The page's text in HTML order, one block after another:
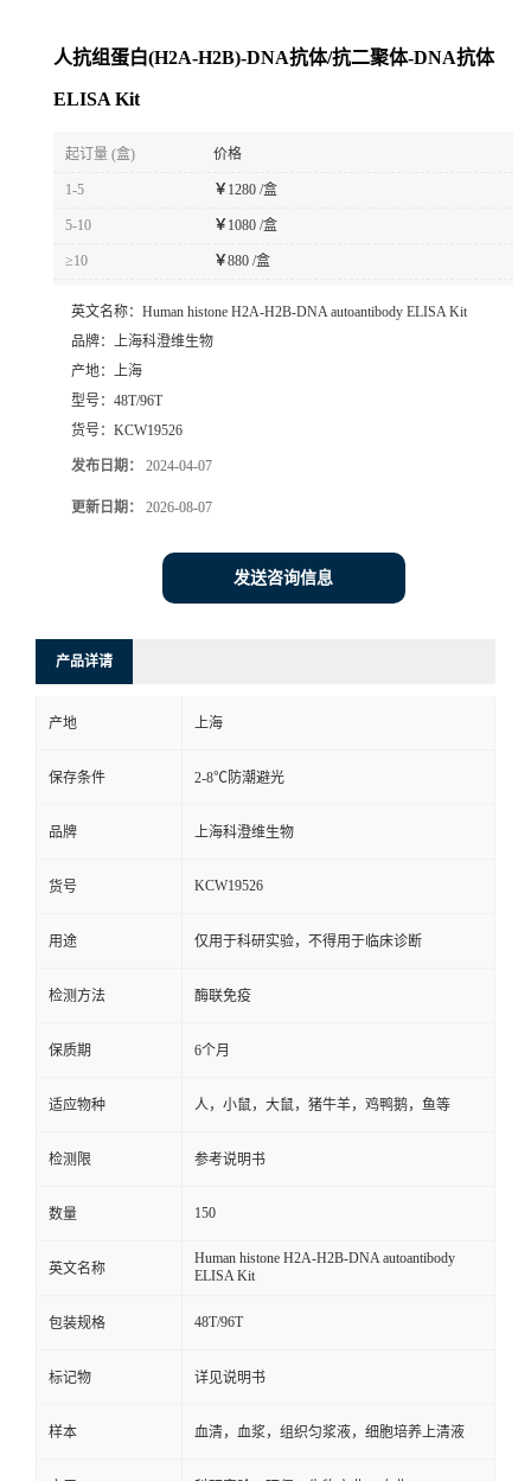
人抗组蛋白(H2A-H2B)-DNA抗体/抗二聚体-DNA抗体
ELISA Kit
起订量 (盒) 价格
1-5 ￥1280 /盒
5-10 ￥1080 /盒
≥10 ￥880 /盒
英文名称： Human histone H2A-H2B-DNA autoantibody ELISA Kit
品牌：
上海科澄维生物
产地：
上海
型号： 48T/96T
货号： KCW19526
发布日期： 2024-04-07
更新日期： 2026-08-07
发送咨询信息
产品详请
产地 上海
保存条件 2-8℃防潮避光
品牌 上海科澄维生物
货号 KCW19526
用途 仅用于科研实验，不得用于临床诊断
检测方法 酶联免疫
保质期 6个月
适应物种 人，小鼠，大鼠，猪牛羊，鸡鸭鹅，鱼等
检测限 参考说明书
数量 150
英文名称
Human histone H2A-H2B-DNA autoantibody
ELISA Kit
包装规格 48T/96T
标记物 详见说明书
样本 血清，血浆，组织匀浆液，细胞培养上清液